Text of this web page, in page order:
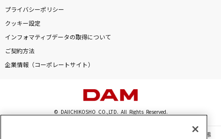
プライバシーポリシー
クッキー設定
インフォマティブデータの取得について
ご契約方法
企業情報（コーポレートサイト）
© DAIICHIKOSHO CO.,LTD. All Rights Reserved.
このサイトに掲載されている一切の文章・画像・写真・動画・音声等を、手段や形態